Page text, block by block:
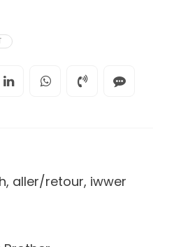
aller/retour, iwwer